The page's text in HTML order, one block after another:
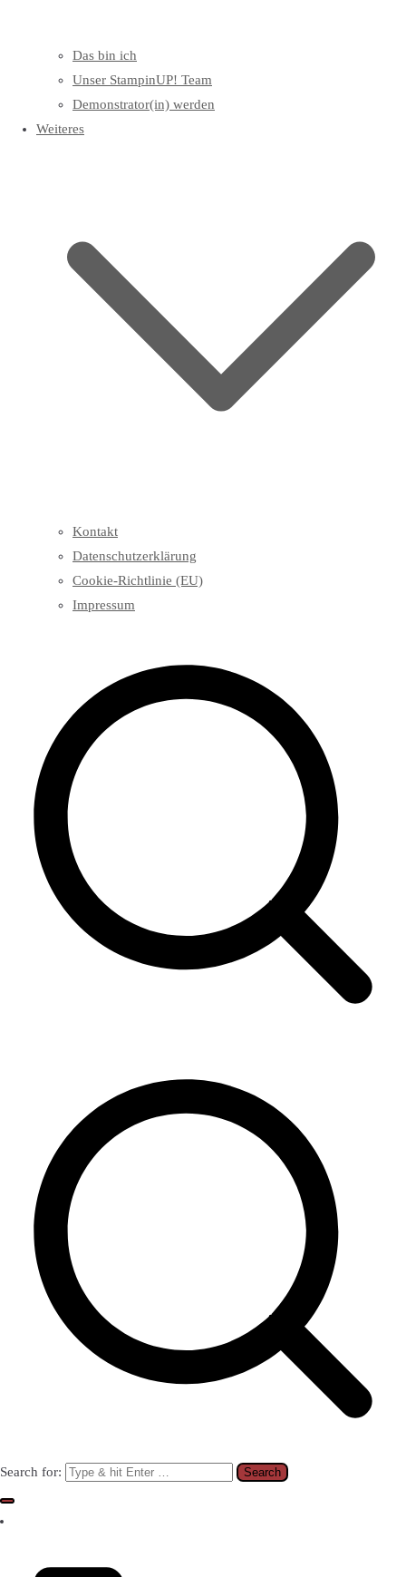
Das bin ich
Unser StampinUP! Team
Demonstrator(in) werden
Weiteres
Kontakt
Datenschutzerklärung
Cookie-Richtlinie (EU)
Impressum
Search for: